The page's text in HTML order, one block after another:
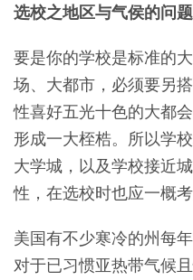
选校之地区与气侯的问题
要是你的学校是标准的
场、大都市，必须要另
性喜好五光十色的大都
形成一大桎梏。所以学
大学城，以及学校接近
性，在选校时也应一概考
美国有不少寒冷的州每
对于已习惯亚热带气候